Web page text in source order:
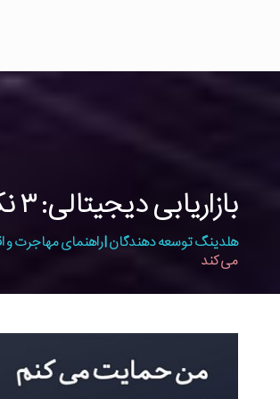
بازاریابی دیجیتالی: ۳ نکته از بازاریابی دیجیتالی که کسب و کارتان را سکه می کند
هلدینگ توسعه دهندگان | راهنمای مهاجرت و
می کند